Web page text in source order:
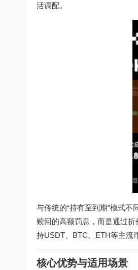
活调配。
与传统的“持有至到期”模式
赎回的高额罚息，而是通过折
持USDT、BTC、ETH等主流
核心优势与适用场景